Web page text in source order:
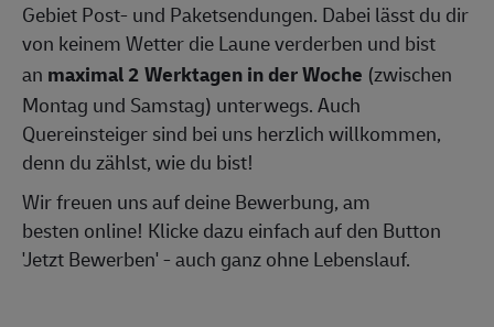
Gebiet Post- und Paketsendungen. Dabei lässt du dir
von keinem Wetter die Laune verderben und bist
an maximal 2 Werktagen in der Woche (zwischen
Montag und Samstag) unterwegs. Auch
Quereinsteiger sind bei uns herzlich willkommen,
denn du zählst, wie du bist!
Wir freuen uns auf deine Bewerbung, am
besten online! Klicke dazu einfach auf den Button
'Jetzt Bewerben' - auch ganz ohne Lebenslauf.